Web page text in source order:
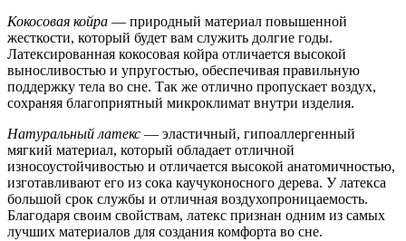
Кокосовая койра — природный материал повышенной
жесткости, который будет вам служить долгие годы.
Латексированная кокосовая койра отличается высокой
выносливостью и упругостью, обеспечивая правильную
поддержку тела во сне. Так же отлично пропускает воздух,
сохраняя благоприятный микроклимат внутри изделия.
Натуральный латекс — эластичный, гипоаллергенный
мягкий материал, который обладает отличной
износоустойчивостью и отличается высокой анатомичностью,
изготавливают его из сока каучуконосного дерева. У латекса
большой срок службы и отличная воздухопроницаемость.
Благодаря своим свойствам, латекс признан одним из самых
лучших материалов для создания комфорта во сне.